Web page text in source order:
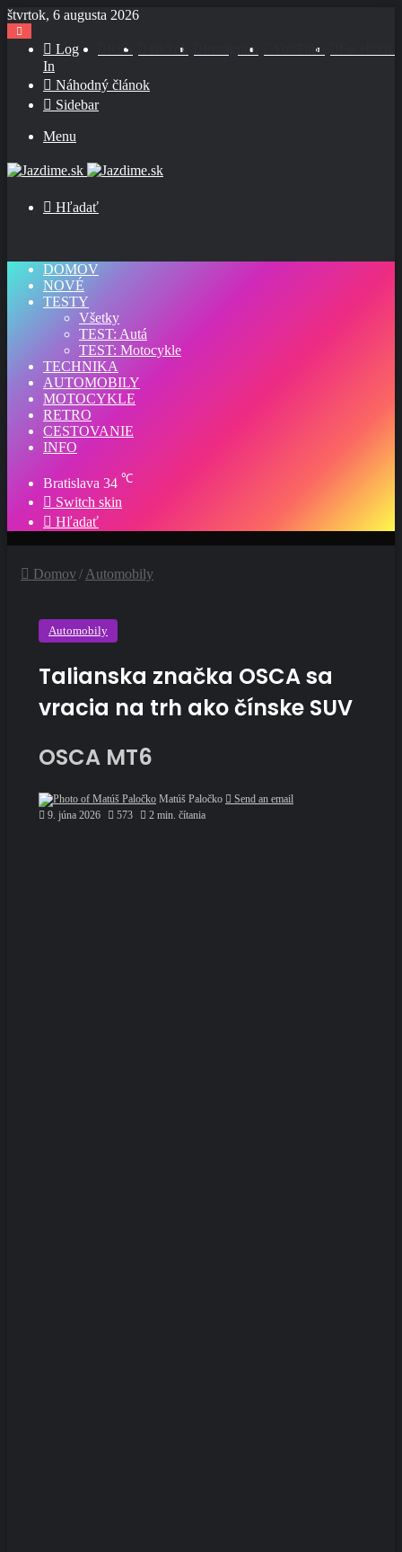
štvrtok, 6 augusta 2026
YouTube
Instagram
TikTok
RSS
Log
In
Náhodný článok
Sidebar
Menu
Hľadať
DOMOV
NOVÉ
TESTY
Všetky
TEST: Autá
TEST: Motocykle
TECHNIKA
AUTOMOBILY
MOTOCYKLE
RETRO
CESTOVANIE
INFO
Bratislava 34 ℃
Switch skin
Hľadať
Domov/ Automobily
Automobily
Talianska značka OSCA sa
vracia na trh ako čínske SUV
OSCA MT6
Matúš Paločko
Send an email
9. júna 2026
573 2 min. čítania